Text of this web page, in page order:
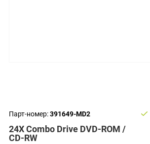
Парт-номер:391649-MD2
24X Combo Drive DVD-ROM /
CD-RW